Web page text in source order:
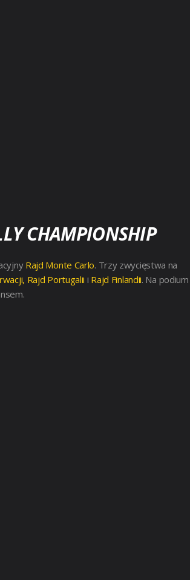
CHAMPIONSHIP
Rajd Monte Carlo. Trzy zwycięstwa na
Rajd Portugalii i Rajd Finlandii. Na podium